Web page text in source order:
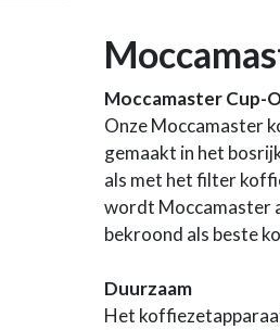
Moccamaster Cup-
Onze Moccamaster
gemaakt in het
als met het filter
wordt Moccamaster
bekroond als beste
Duurzaam
Het